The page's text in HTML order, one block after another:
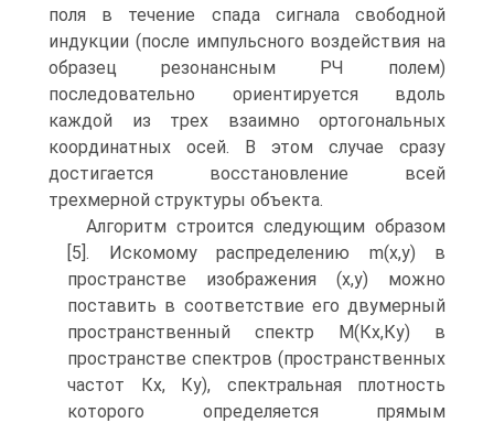
поля в течение спада сигнала свободной
индукции (после импульсного воздействия на
образец резонансным РЧ полем)
последовательно ориентируется вдоль
каждой из трех взаимно ортогональных
координатных осей. В этом случае сразу
достигается восстановление всей
трехмерной структуры объекта.
Алгоритм строится следующим образом
[5]. Искомому распределению m(х,у) в
пространстве изображения (х,у) можно
поставить в соответствие его двумерный
пространственный спектр М(Кх,Ку) в
пространстве спектров (пространственных
частот Кх, Ку), спектральная плотность
которого определяется прямым